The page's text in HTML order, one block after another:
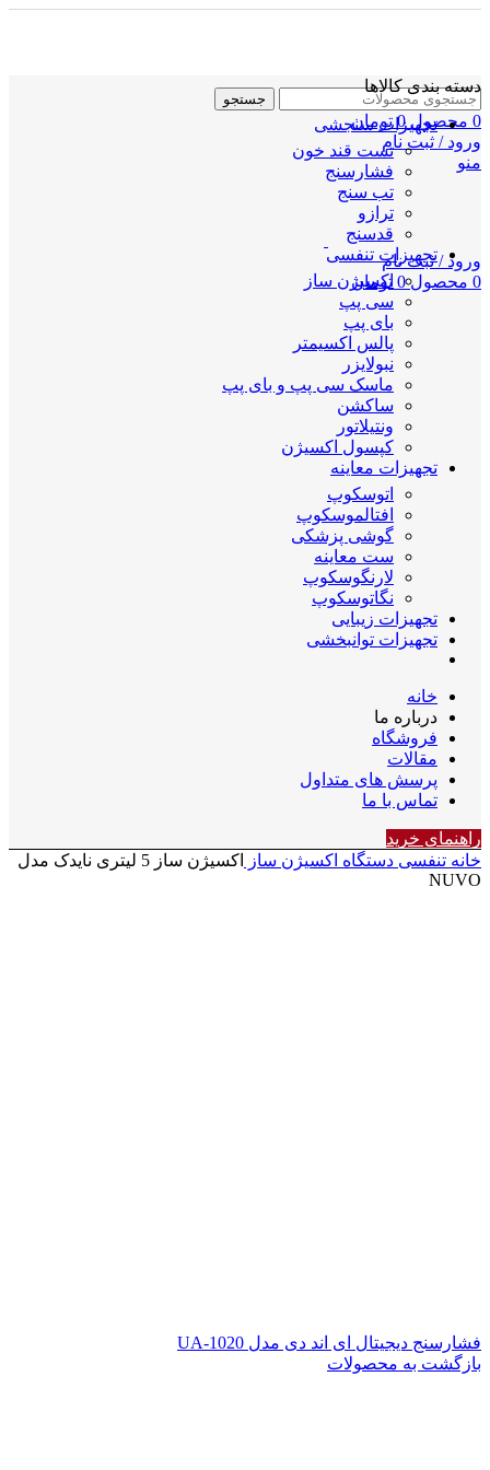
جستجو
0 محصول 0 تومان
ورود / ثبت نام
منو
ورود / ثبت نام
0 محصول 0 تومان
دسته بندی کالاها
تجهیزات سنجشی
تست قند خون
فشارسنج
تب سنج
ترازو
قدسنج
تجهیزات تنفسی
اکسیژن ساز
سی پپ
بای پپ
پالس اکسیمتر
نبولایزر
ماسک سی پپ و بای پپ
ساکشن
ونتیلاتور
کپسول اکسیژن
تجهیزات معاینه
اتوسکوپ
افتالموسکوپ
گوشی پزشکی
ست معاینه
لارنگوسکوپ
نگاتوسکوپ
تجهیزات زیبایی
تجهیزات توانبخشی
خانه
درباره ما
فروشگاه
مقالات
پرسش های متداول
تماس با ما
راهنمای خرید
خانه تنفسی دستگاه اکسیژن ساز
اکسیژن ساز 5 لیتری نایدک مدل
NUVO
فشارسنج دیجیتال ای اند دی مدل UA-1020
بازگشت به محصولات